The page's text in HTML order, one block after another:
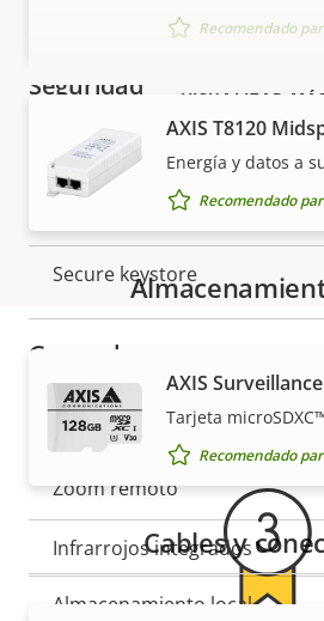
la
Seguridad
Descripción
de
Valor de
propiedad
Sistema operativo firmado
Arranque seguro
Secure keystore
General
Descripción
de
propiedad
Valor de
la
propiedad
Enfoque remoto
Zoom remoto
Infrarrojos integrados
Almacenamiento local
VISUALIZAR
Recomendado
AXIS T8120
Energía y datos a
Recomendado
AXIS
Tarjeta
Recomendado
Cables y